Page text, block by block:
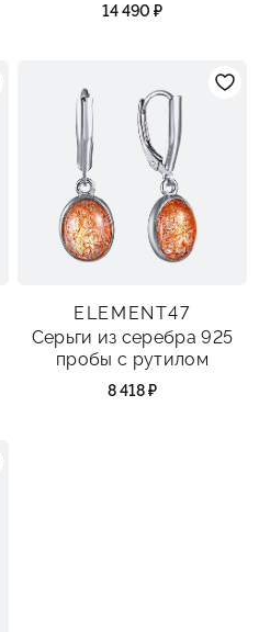
14 490 ₽
ELEMENT47
Серьги из серебра 925
пробы с рутилом
8 418 ₽